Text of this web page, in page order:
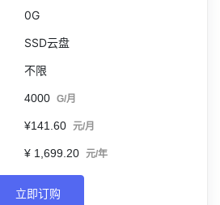
0G
SSD云盘
不限
4000 G/月
¥141.60 元/月
¥ 1,699.20 元/年
立即订购